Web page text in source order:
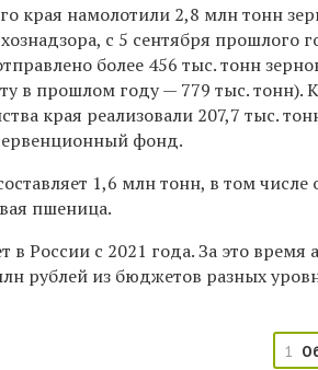
края намолотили 2,8 млн тонн
с 5 сентября прошлого
более 456 тыс. тонн
в прошлом году — 779 тыс. тонн).
края реализовали 207,7 тыс.
фонд.
1,6 млн тонн, в том
пшеница.
России с 2021 года. За это время
рублей из бюджетов разных
1